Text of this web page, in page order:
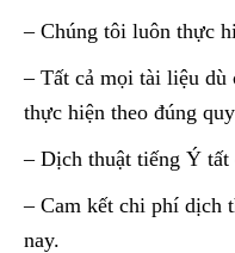
– Chúng tôi luôn thực
– Tất cả mọi tài liệu dù
thực hiện theo đúng
– Dịch thuật tiếng Ý tất
– Cam kết chi phí dịch
nay.